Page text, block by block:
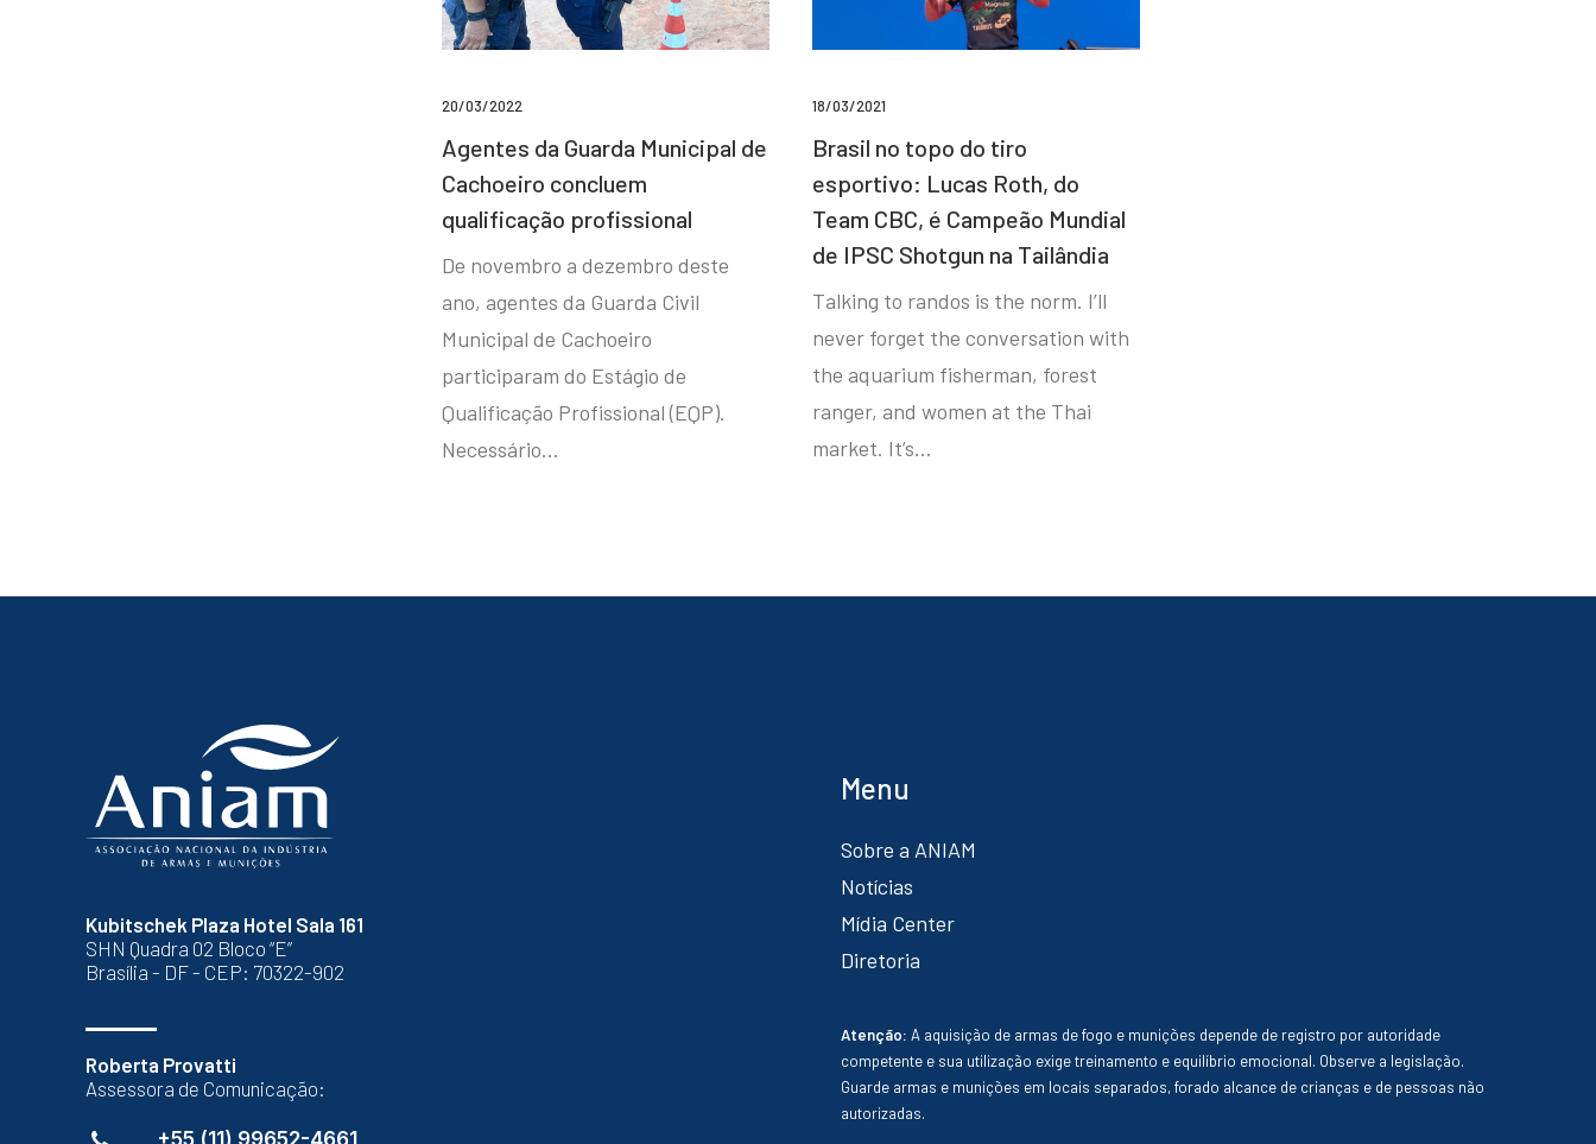
20/03/2022
Agentes da Guarda Municipal de
Cachoeiro concluem
qualificação profissional
De novembro a dezembro deste
ano, agentes da Guarda Civil
Municipal de Cachoeiro
participaram do Estágio de
Qualificação Profissional (EQP).
Necessário…
18/03/2021
Brasil no topo do tiro
esportivo: Lucas Roth, do
Team CBC, é Campeão Mundial
de IPSC Shotgun na Tailândia
Talking to randos is the norm. I’ll
never forget the conversation with
the aquarium fisherman, forest
ranger, and women at the Thai
market. It’s…
Kubitschek Plaza Hotel Sala 161
SHN Quadra 02 Bloco “E”
Brasília - DF - CEP: 70322-902
Roberta Provatti
Assessora de Comunicação:
+55 (11) 99652-4661
Menu
Sobre a ANIAM
Notícias
Mídia Center
Diretoria
Atenção: A aquisição de armas de fogo e munições depende de registro por autoridade
competente e sua utilização exige treinamento e equilíbrio emocional. Observe a legislação.
Guarde armas e munições em locais separados, forado alcance de crianças e de pessoas não
autorizadas.